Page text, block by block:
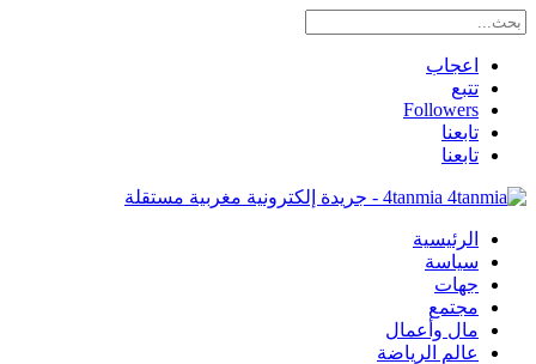
اعجاب
تتبع
Followers
تابعنا
تابعنا
4tanmia - جريدة إلكترونية مغربية مستقلة
الرئيسية
سياسة
جهات
مجتمع
مال وأعمال
عالم الرياضة